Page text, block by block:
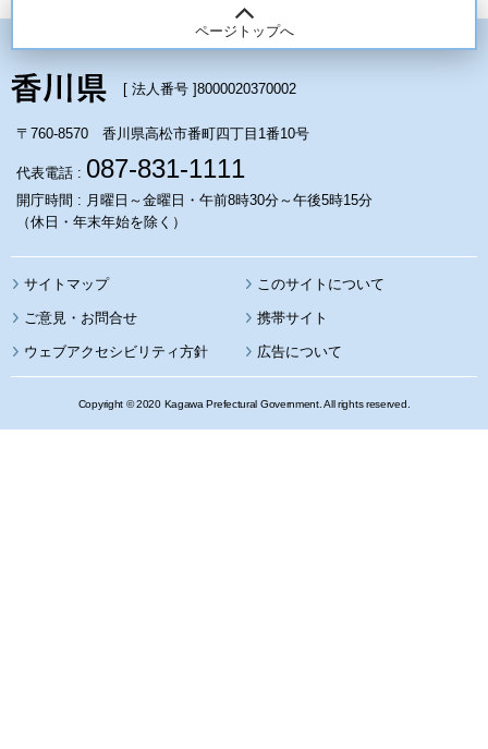
ページトップへ
[ 法人番号 ]8000020370002
〒760-8570 香川県高松市番町四丁目1番10号
代表電話 : 087-831-1111
開庁時間 : 月曜日～金曜日・午前8時30分～午後5時15分
（休日・年末年始を除く）
サイトマップ このサイトについて
携帯サイト
ウェブアクセシビリティ方針 広告について
Copyright © 2020 Kagawa Prefectural Government. All rights reserved.